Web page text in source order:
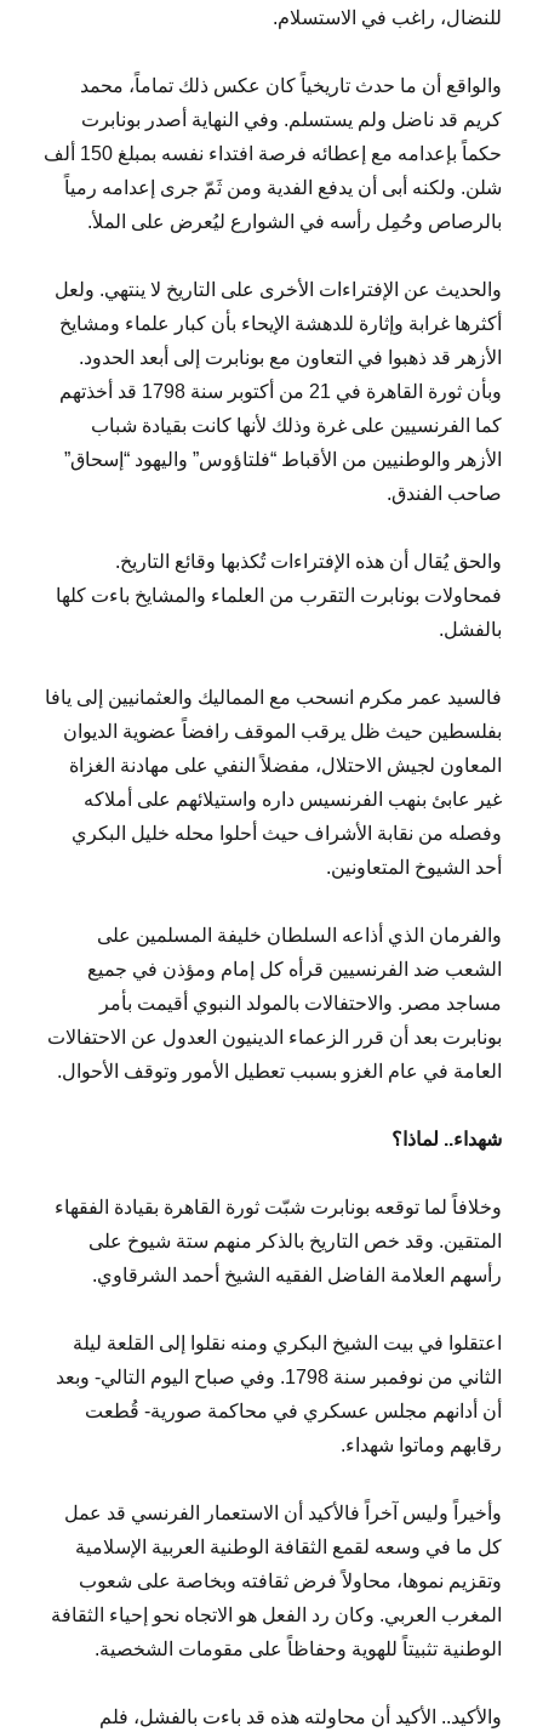
للنضال، راغب في الاستسلام.
والواقع أن ما حدث تاريخياً كان عكس ذلك تماماً، محمد
كريم قد ناضل ولم يستسلم. وفي النهاية أصدر بونابرت
حكماً بإعدامه مع إعطائه فرصة افتداء نفسه بمبلغ 150 ألف
شلن. ولكنه أبى أن يدفع الفدية ومن ثَمّ جرى إعدامه رمياً
بالرصاص وحُمِل رأسه في الشوارع ليُعرض على الملأ.
والحديث عن الإفتراءات الأخرى على التاريخ لا ينتهي. ولعل
أكثرها غرابة وإثارة للدهشة الإيحاء بأن كبار علماء ومشايخ
الأزهر قد ذهبوا في التعاون مع بونابرت إلى أبعد الحدود.
وبأن ثورة القاهرة في 21 من أكتوبر سنة 1798 قد أخذتهم
كما الفرنسيين على غرة وذلك لأنها كانت بقيادة شباب
الأزهر والوطنيين من الأقباط “فلتاؤوس” واليهود “إسحاق”
صاحب الفندق.
والحق يُقال أن هذه الإفتراءات تُكذبها وقائع التاريخ.
فمحاولات بونابرت التقرب من العلماء والمشايخ باءت كلها
بالفشل.
فالسيد عمر مكرم انسحب مع المماليك والعثمانيين إلى يافا
بفلسطين حيث ظل يرقب الموقف رافضاً عضوية الديوان
المعاون لجيش الاحتلال، مفضلاً النفي على مهادنة الغزاة
غير عابئ بنهب الفرنسيس داره واستيلائهم على أملاكه
وفصله من نقابة الأشراف حيث أحلوا محله خليل البكري
أحد الشيوخ المتعاونين.
والفرمان الذي أذاعه السلطان خليفة المسلمين على
الشعب ضد الفرنسيين قرأه كل إمام ومؤذن في جميع
مساجد مصر. والاحتفالات بالمولد النبوي أقيمت بأمر
بونابرت بعد أن قرر الزعماء الدينيون العدول عن الاحتفالات
العامة في عام الغزو بسبب تعطيل الأمور وتوقف الأحوال.
شهداء.. لماذا؟
وخلافاً لما توقعه بونابرت شبّت ثورة القاهرة بقيادة الفقهاء
المتقين. وقد خص التاريخ بالذكر منهم ستة شيوخ على
رأسهم العلامة الفاضل الفقيه الشيخ أحمد الشرقاوي.
اعتقلوا في بيت الشيخ البكري ومنه نقلوا إلى القلعة ليلة
الثاني من نوفمبر سنة 1798. وفي صباح اليوم التالي- وبعد
أن أدانهم مجلس عسكري في محاكمة صورية- قُطعت
رقابهم وماتوا شهداء.
وأخيراً وليس آخراً فالأكيد أن الاستعمار الفرنسي قد عمل
كل ما في وسعه لقمع الثقافة الوطنية العربية الإسلامية
وتقزيم نموها، محاولاً فرض ثقافته وبخاصة على شعوب
المغرب العربي. وكان رد الفعل هو الاتجاه نحو إحياء الثقافة
الوطنية تثبيتاً للهوية وحفاظاً على مقومات الشخصية.
والأكيد.. الأكيد أن محاولته هذه قد باءت بالفشل، فلم